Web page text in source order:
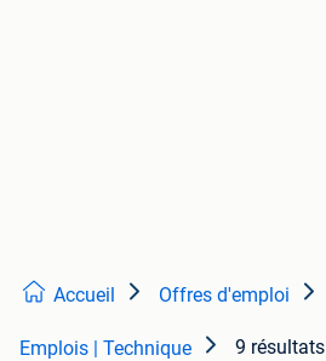
Accueil Offres d'emploi
Emplois | Technique 9 résultats